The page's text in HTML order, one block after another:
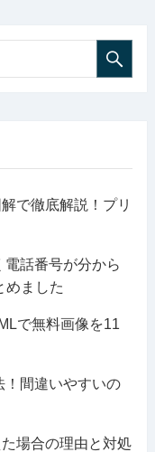
で徹底解説！プリ
話番号が分から
めました
で無料画像を11
！間違いやすいの
場合の理由と対処